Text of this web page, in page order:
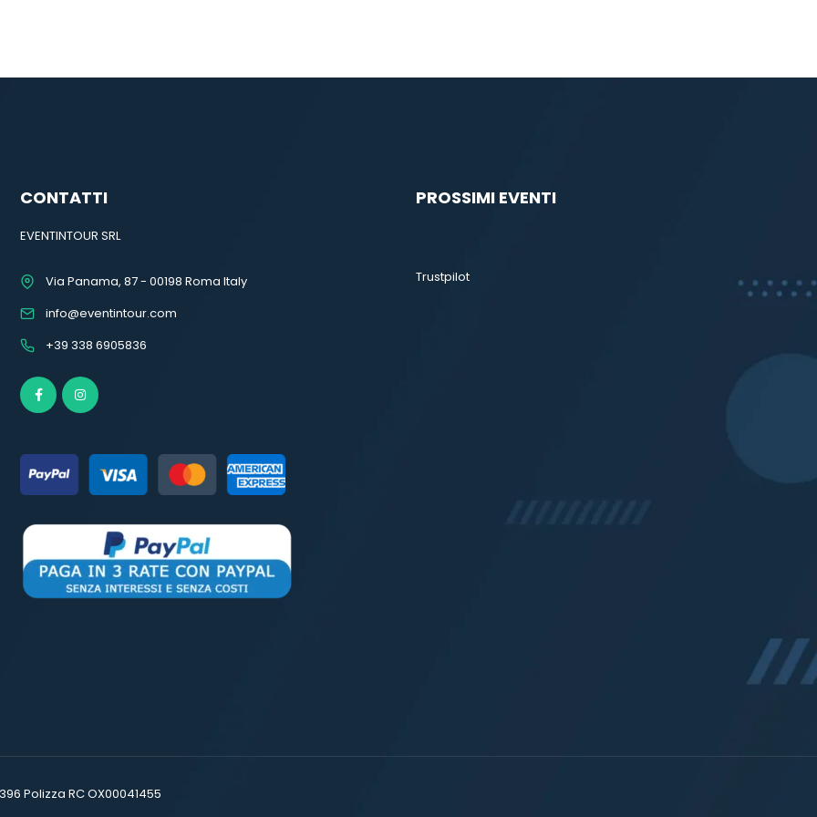
CONTATTI
EVENTINTOUR SRL
Via Panama, 87 - 00198 Roma Italy
info@eventintour.com
+39 338 6905836
PROSSIMI EVENTI
Trustpilot
Polizza RC OX00041455